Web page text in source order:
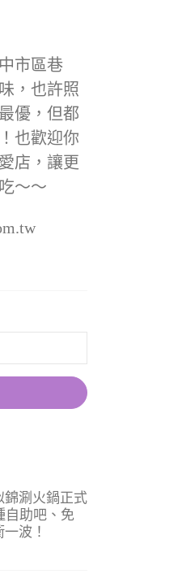
市區巷
，也許照
優，但都
也歡迎你
店，讓更
～～
錦涮火鍋正式
自助吧、免
波！